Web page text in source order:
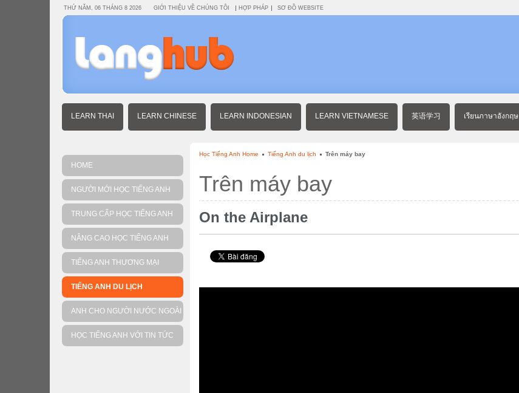
THỨ NĂM, 06 THÁNG 8 2026 GIỚI THIỆU VỀ CHÚNG TÔI HỢP PHÁP SƠ ĐỒ WEBSITE
LEARN THAI LEARN CHINESE LEARN INDONESIAN LEARN VIETNAMESE 英语学习 เรียนภาษาอังกฤษ
Học Tiếng Anh Home Tiếng Anh du lịch Trên máy bay
Trên máy bay
On the Airplane
HOME
NGƯỜI MỚI HỌC TIẾNG ANH
TRUNG CẤP HỌC TIẾNG ANH
NÂNG CAO HỌC TIẾNG ANH
TIẾNG ANH THƯƠNG MẠI
TIẾNG ANH DU LỊCH
ANH CHO NGƯỜI NƯỚC NGOÀI
HỌC TIẾNG ANH VỚI TIN TỨC